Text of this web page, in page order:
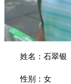
姓名：石翠银
性别：女